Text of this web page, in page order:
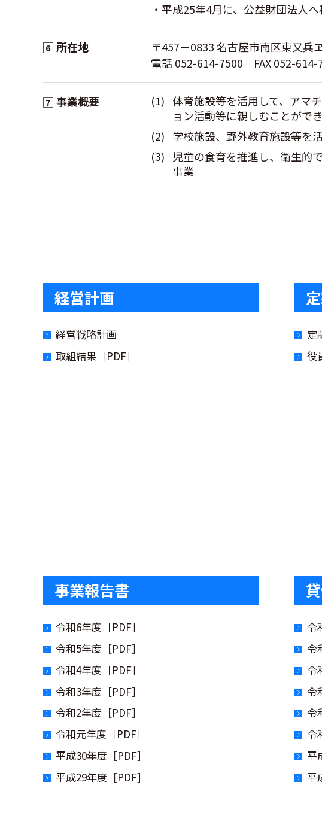
平成25年4月に、公益財団法人へ
6 所在地
〒457－0833 名古屋市南区東又兵
電話 052-614-7500 FAX 052-614-
7 事業概要 (1) 体育施設等を活用して、アマ
ョン活動等に親しむことがで
(2) 学校施設、野外教育施設等を
(3)
児童の食育を推進し、衛生的
事業
経営計画
経営戦略計画
取組結果［PDF］
定
役
事業報告書
令和6年度［PDF］
令和5年度［PDF］
令和4年度［PDF］
令和3年度［PDF］
令和2年度［PDF］
令和元年度［PDF］
平成30年度［PDF］
平成29年度［PDF］
令
令
令
令
令
令
平
平